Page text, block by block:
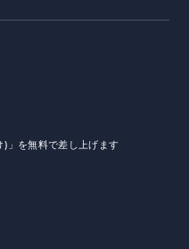
」を無料で差し上げます